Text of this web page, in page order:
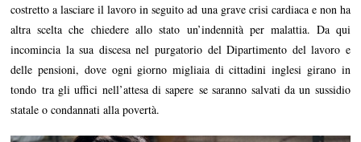
costretto a lasciare il lavoro in seguito ad una grave crisi cardiaca e non ha
altra scelta che chiedere allo stato un’indennità per malattia. Da qui
incomincia la sua discesa nel purgatorio del Dipartimento del lavoro e
delle pensioni, dove ogni giorno migliaia di cittadini inglesi girano in
tondo tra gli uffici nell’attesa di sapere se saranno salvati da un sussidio
statale o condannati alla povertà.